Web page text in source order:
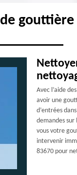
Avec l’aide
avoir une
d’entrées
demandes sur
vous votre
intervenir
83670 pour